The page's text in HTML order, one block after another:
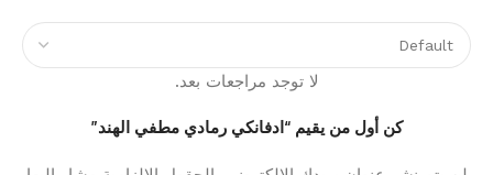
لا توجد مراجعات بعد.
كن أول من يقيم “ادفانكي رمادي مطفي الهند”